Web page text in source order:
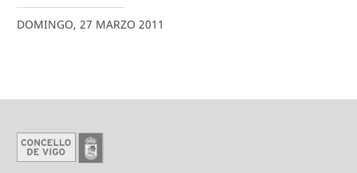
DOMINGO, 27 MARZO 2011